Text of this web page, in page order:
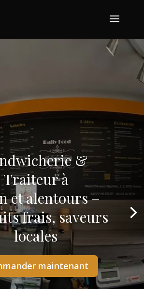
&
Traiteur à
et alentours –
frais, saveurs
locales
maintenant